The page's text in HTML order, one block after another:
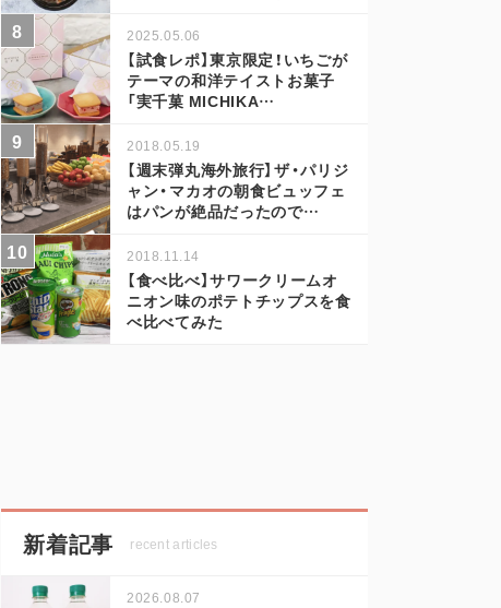
2025.05.06
【試食レポ】東京限定！いちごが
テーマの和洋テイストお菓子
「実千菓 MICHIKA…
2018.05.19
【週末弾丸海外旅行】ザ・パリジ
ャン・マカオの朝食ビュッフェ
はパンが絶品だったので…
2018.11.14
【食べ比べ】サワークリームオ
ニオン味のポテトチップスを食
べ比べてみた
新着記事 recent articles
2026.08.07